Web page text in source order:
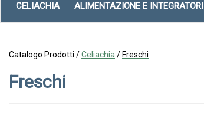
CELIACHIA ALIMENTAZIONE E INTEGRATORI
Catalogo Prodotti /Celiachia / Freschi
Freschi